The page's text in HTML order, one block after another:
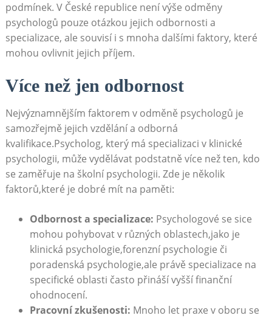
podmínek. V České republice není výše odměny
psychologů pouze otázkou jejich odbornosti a
specializace, ale souvisí i s mnoha dalšími faktory, které
mohou ovlivnit jejich příjem.
Více než jen odbornost
Nejvýznamnějším faktorem v odměně psychologů je
samozřejmě jejich vzdělání a odborná
kvalifikace.Psycholog, který má specializaci v klinické
psychologii, může vydělávat podstatně více než ten, kdo
se zaměřuje na školní psychologii. Zde je několik
faktorů,které je dobré mít na paměti:
Odbornost a specializace: Psychologové se sice
mohou pohybovat v různých oblastech,jako je
klinická psychologie,forenzní psychologie či
poradenská psychologie,ale právě specializace na
specifické oblasti často přináší vyšší finanční
ohodnocení.
Pracovní zkušenosti: Mnoho let praxe v oboru se